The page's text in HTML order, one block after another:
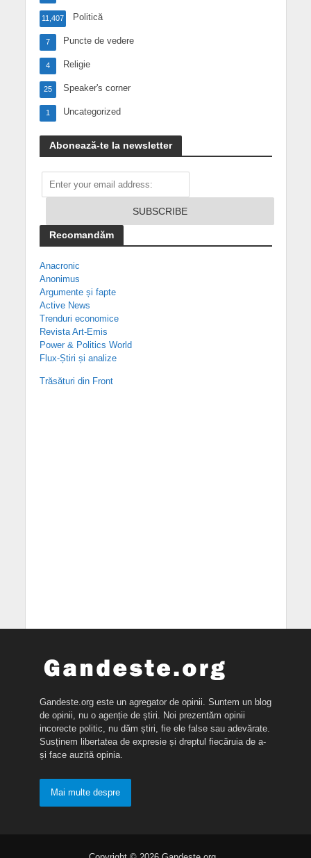
Politică
11,407
Puncte de vedere
7
Religie
4
Speaker's corner
25
Uncategorized
1
Abonează-te la newsletter
Recomandăm
Anacronic
Anonimus
Argumente și fapte
Active News
Trenduri economice
Revista Art-Emis
Power & Politics World
Flux-Știri și analize
Trăsături din Front
Gandeste.org este un agregator de opinii. Suntem un blog
de opinii, nu o agenție de știri. Noi prezentăm opinii
incorecte politic, nu dăm știri, fie ele false sau adevărate.
Susținem libertatea de expresie și dreptul fiecăruia de a-
și face auzită opinia.
Mai multe despre